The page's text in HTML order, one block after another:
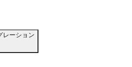
レーション